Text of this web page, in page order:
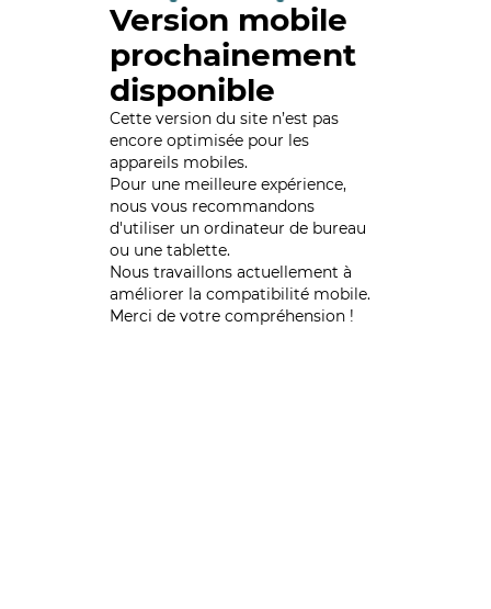
Version mobile
prochainement
disponible
Cette version du site n’est pas
encore optimisée pour les
appareils mobiles.
Pour une meilleure expérience,
nous vous recommandons
d'utiliser un ordinateur de bureau
ou une tablette.
Nous travaillons actuellement à
améliorer la compatibilité mobile.
Merci de votre compréhension !